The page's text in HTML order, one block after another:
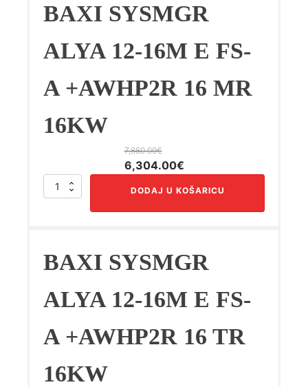
FS-
+AWHP2R
12
12KW
količina
BAXI SYSMGR
ALYA 12-16M E FS-
A +AWHP2R 16 MR
16KW
7,880.00€
Izvorna
je:
6,304.00€Trenutna
cijena
6,304.00€.
BAXI
SYSMGR
FS-
+AWHP2R
16
16KW
količina
DODAJ U KOŠARICU
BAXI SYSMGR
ALYA 12-16M E FS-
A +AWHP2R 16 TR
16KW